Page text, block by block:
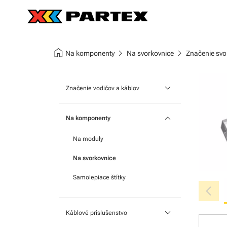
home Na komponentychevron_right Na svorkovnice chevron_right Značenie
Značenie vodičov a káblov keyboard_arrow_down
Na komponenty keyboard_arrow_down
Na moduly
Na svorkovnice
Samolepiace štítky
Káblové príslušenstvo keyboard_arrow_down
chevron_left